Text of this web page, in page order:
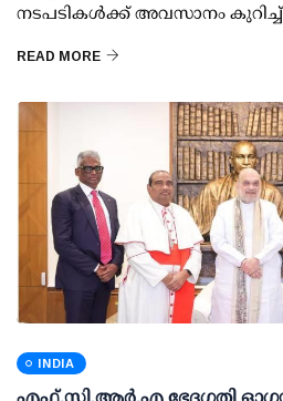
നടപടികള്‍ക്ക് അവസാനം കുറിച്ച്
READ MORE
INDIA